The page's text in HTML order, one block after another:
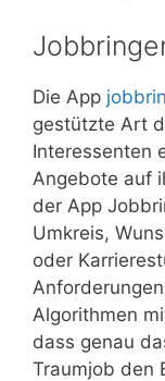
Die App
gestützte Art
Interessenten
Angebote auf
der App
Umkreis,
oder
Algorithmen
dass genau
Traumjob den